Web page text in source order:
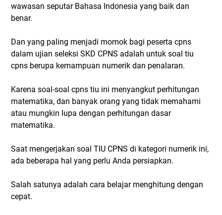
wawasan seputar Bahasa Indonesia yang baik dan
benar.
Dan yang paling menjadi momok bagi peserta cpns
dalam ujian seleksi SKD CPNS adalah untuk soal tiu
cpns berupa kemampuan numerik dan penalaran.
Karena soal-soal cpns tiu ini menyangkut perhitungan
matematika, dan banyak orang yang tidak memahami
atau mungkin lupa dengan perhitungan dasar
matematika.
Saat mengerjakan soal TIU CPNS di kategori numerik ini,
ada beberapa hal yang perlu Anda persiapkan.
Salah satunya adalah cara belajar menghitung dengan
cepat.